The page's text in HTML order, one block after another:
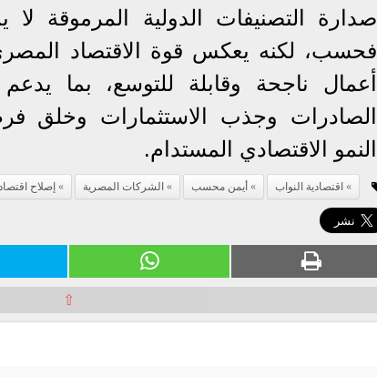
صدارة التصنيفات الدولية المرموقة
فحسب، لكنه يعكس قوة الاقتصاد
أعمال ناجحة وقابلة للتوسع، بما
الصادرات وجذب الاستثمارات وخلق
النمو الاقتصادي المستدام.
اقتصادية النواب أيمن محسب الشركات المصرية إصلاح
⇧